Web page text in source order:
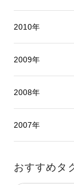
2010年
2009年
2008年
2007年
おすすめタ